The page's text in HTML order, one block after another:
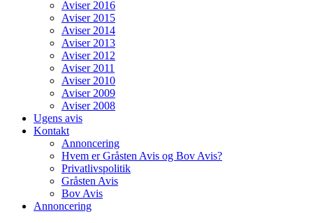
Aviser 2016
Aviser 2015
Aviser 2014
Aviser 2013
Aviser 2012
Aviser 2011
Aviser 2010
Aviser 2009
Aviser 2008
Ugens avis
Kontakt
Annoncering
Hvem er Gråsten Avis og Bov Avis?
Privatlivspolitik
Gråsten Avis
Bov Avis
Annoncering